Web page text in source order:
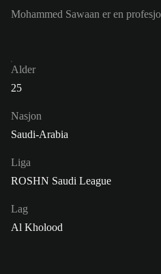
Mohammed Sawaan er en
Alder
25
Nasjon
Saudi-Arabia
Liga
ROSHN Saudi League
Lag
Al Kholood